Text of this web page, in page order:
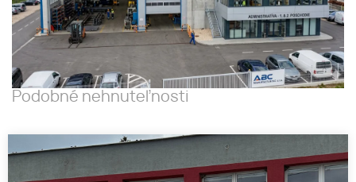
Podobné nehnuteľnosti